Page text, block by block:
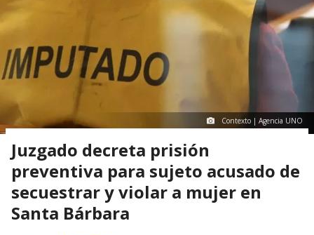
Contexto | Agencia UNO
Juzgado decreta prisión
preventiva para sujeto acusado de
secuestrar y violar a mujer en
Santa Bárbara